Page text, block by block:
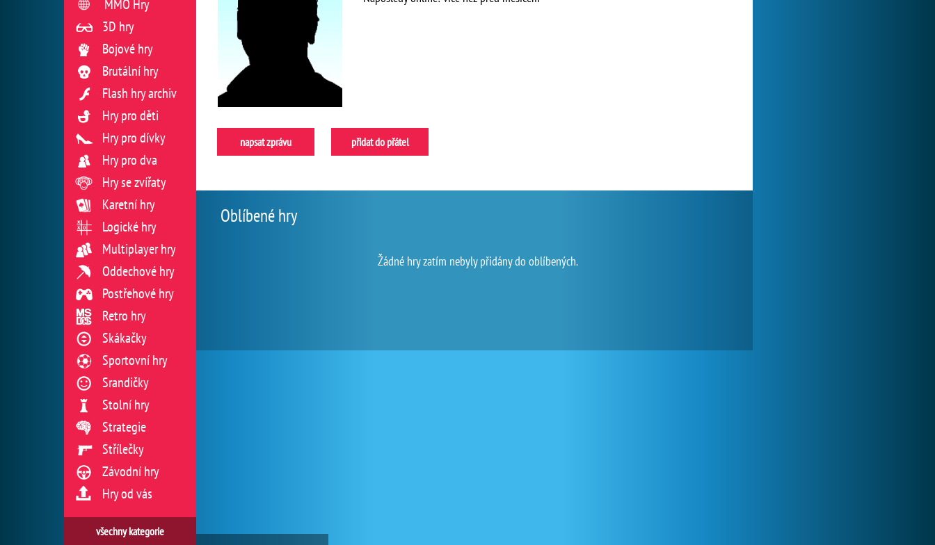
napsat zprávu přidat do přátel
Oblíbené hry
Žádné hry zatím nebyly přidány do oblíbených.
MMO Hry
3D hry
Bojové hry
Brutální hry
Flash hry archiv
Hry pro děti
Hry pro dívky
Hry pro dva
Hry se zvířaty
Karetní hry
Logické hry
Multiplayer hry
Oddechové hry
Postřehové hry
Retro hry
Skákačky
Sportovní hry
Srandičky
Stolní hry
Strategie
Střílečky
Závodní hry
Hry od vás
všechny kategorie